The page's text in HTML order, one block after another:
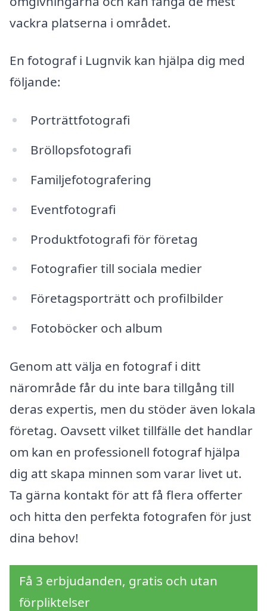
vackra platserna i området.
En fotograf i Lugnvik kan hjälpa dig med
följande:
Porträttfotografi
Bröllopsfotografi
Familjefotografering
Eventfotografi
Produktfotografi för företag
Fotografier till sociala medier
Företagsporträtt och profilbilder
Fotoböcker och album
Genom att välja en fotograf i ditt
närområde får du inte bara tillgång till
deras expertis, men du stöder även lokala
företag. Oavsett vilket tillfälle det handlar
om kan en professionell fotograf hjälpa
dig att skapa minnen som varar livet ut.
Ta gärna kontakt för att få flera offerter
och hitta den perfekta fotografen för just
dina behov!
Få 3 erbjudanden, gratis och utan
förpliktelser